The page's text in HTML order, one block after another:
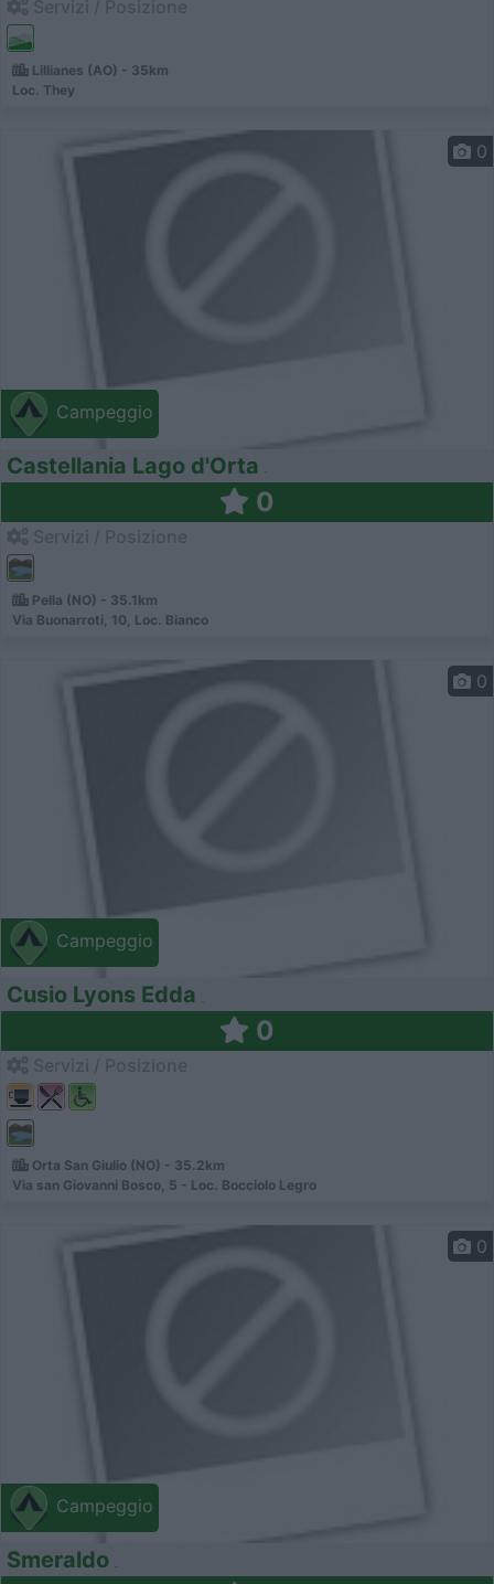
Lillianes (AO) - 35km
Loc. They
Campeggio
0
Castellania Lago d'Orta
0
Pella (NO) - 35.1km
Via Buonarroti, 10, Loc. Bianco
Campeggio
0
Cusio Lyons Edda
0
Orta San Giulio (NO) - 35.2km
Via san Giovanni Bosco, 5 - Loc. Bocciolo Legro
Campeggio
0
Smeraldo